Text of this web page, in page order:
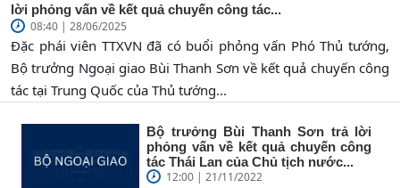
lời phỏng vấn về kết quả chuyến công tác...
08:40 | 28/06/2025
Đặc phái viên TTXVN đã có buổi phỏng vấn Phó Thủ tướng,
Bộ trưởng Ngoại giao Bùi Thanh Sơn về kết quả chuyến công
tác tại Trung Quốc của Thủ tướng...
Bộ trưởng Bùi Thanh Sơn trả lời
phỏng vấn về kết quả chuyến công
tác Thái Lan của Chủ tịch nước...
12:00 | 21/11/2022